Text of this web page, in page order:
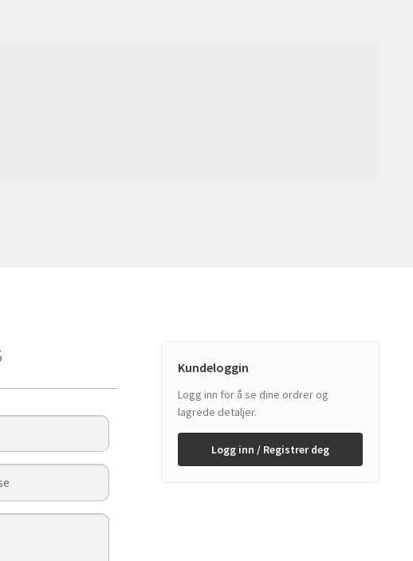
Kundeloggin
Logg inn for å se dine ordrer og
lagrede detaljer.
Logg inn / Registrer deg